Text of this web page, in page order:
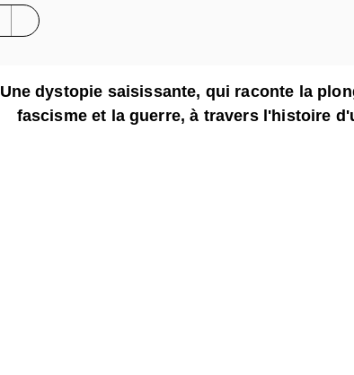
Une dystopie saisissante, qui raconte la
fascisme et la guerre, à travers l'histoire